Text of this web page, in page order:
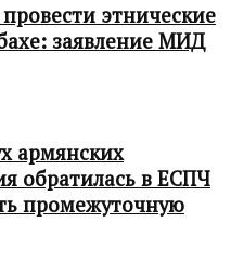
этнические
заявление МИД
армянских
обратилась в ЕСПЧ
промежуточную